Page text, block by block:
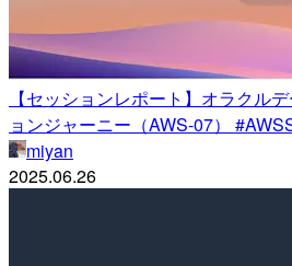
【セッションレポート】オラクル
ョンジャーニー（AWS-07）
miyan
2025.06.26